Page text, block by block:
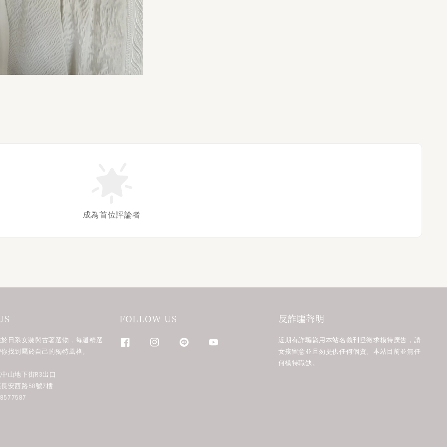
成為首位評論者
於日系女裝與古著選物，每週精選
找到屬於自己的獨特風格。
山地下街R3出口
安西路58號7樓
FOLLOW US 反詐騙聲明
近期有詐騙盜用本站名義刊登徵求模特廣告，請
女孩留意並且勿提供任何個資。本站目前並無任
何模特職缺。